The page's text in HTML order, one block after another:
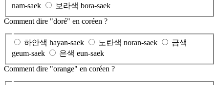
nam-saek
보라색 bora-saek
Comment dire "doré" en coréen ?
하얀색 hayan-saek 노란색 noran-saek
금색
geum-saek
은색 eun-saek
Comment dire "orange" en coréen ?